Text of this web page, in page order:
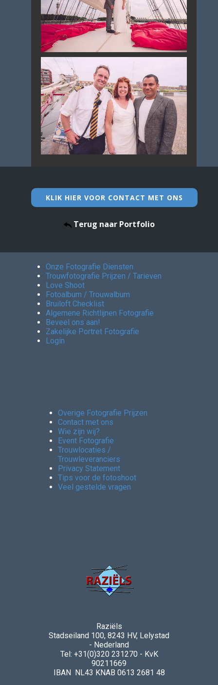
KLIK HIER VOOR CONTACT MET ONS
Terug naar Portfolio
Onze Fotografie Diensten
Trouwfotografie Prijzen / Tarieven
Love Shoot
Fotoalbum / Trouwalbum
Bruiloft Checklist
Algemene Richtlijnen Fotografie
Beveel ons aan!
Zakelijke Portret Fotografie
Login
Overige Fotografie Prijzen
Contact met ons
Wie zijn wij?
Event Fotografie
Trouwlocaties /
Trouwleveranciers
Privacy Statement
Tips voor de fotoshoot
Veel gestelde vragen
Raziëls
Stadseiland 100, 8243 HV, Lelystad
- Nederland
Tel: +31(0)320 231270 - KvK
90211669
IBAN NL43 KNAB 0613 2681 48